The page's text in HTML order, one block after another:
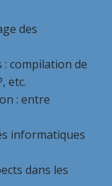
des
: compilation de
etc.
: entre
informatiques
dans les